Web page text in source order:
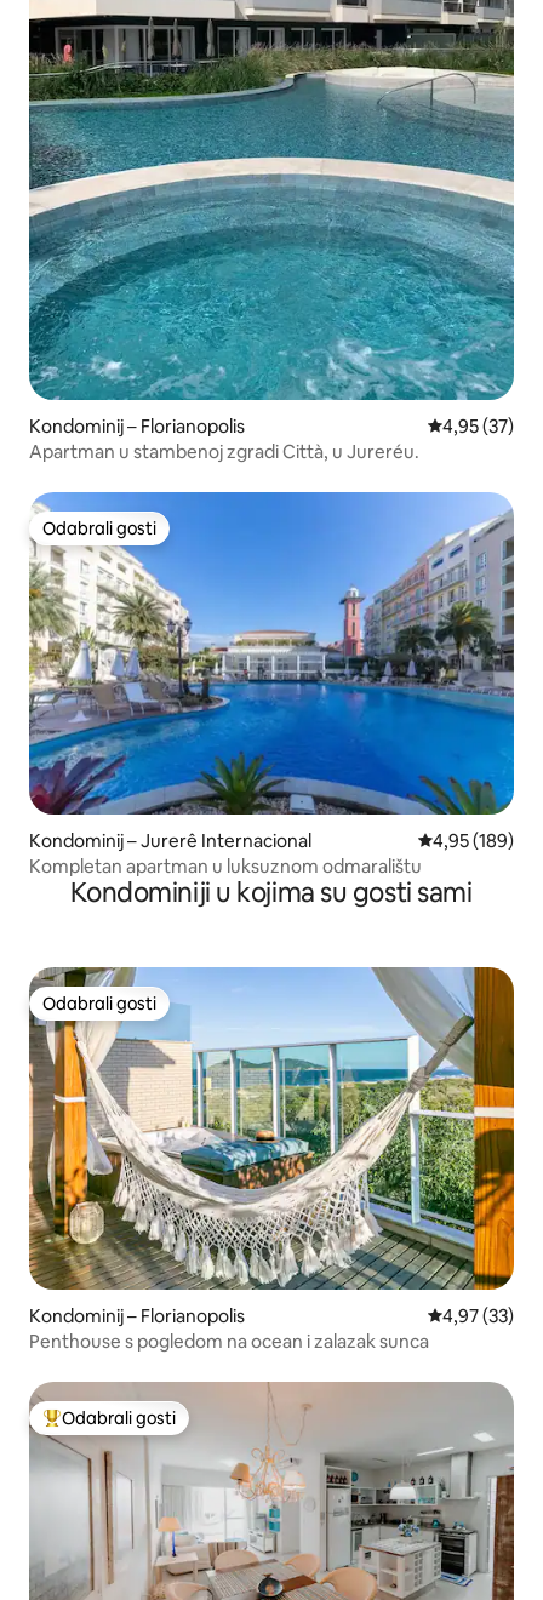
Kondominij – Florianopolis Prosječna
4,95 (37)
Apartman u stambenoj zgradi Città, u Jureréu.
Odabrali gosti
Odabrali gosti
Kondominij – Jurerê Internacional Prosječna
4,95 (189)
Kompletan apartman u luksuznom odmaralištu
Kondominiji u kojima su gosti sami
Odabrali gosti
Odabrali gosti
Kondominij – Florianopolis Prosječna
4,97 (33)
Penthouse s pogledom na ocean i zalazak sunca
Među najviše rangiranima s oznakom „Odabrali gosti”
Odabrali gosti